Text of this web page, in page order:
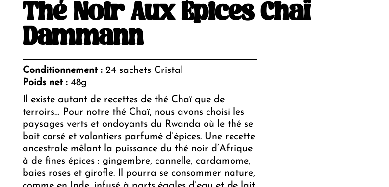
Collection
Carte cadeau
Thé Noir Aux Épices Chaï
Dammann
Conditionnement : 24 sachets Cristal
Poids net :48g
Il existe autant de recettes de thé Chaï que de
terroirs… Pour notre thé Chaï, nous avons choisi les
paysages verts et ondoyants du Rwanda où le thé se
boit corsé et volontiers parfumé d’épices. Une recette
ancestrale mêlant la puissance du thé noir d’Afrique
à de fines épices : gingembre, cannelle, cardamome,
baies roses et girofle. Il pourra se consommer nature,